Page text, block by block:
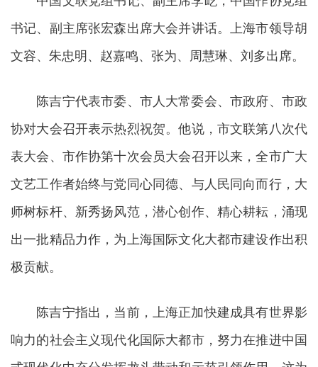
书记、副主席张宏森出席大会并讲话。上海市领导胡
文容、朱忠明、赵嘉鸣、张为、周慧琳、刘多出席。
陈吉宁代表市委、市人大常委会、市政府、市政
协对大会召开表示热烈祝贺。他说，市文联第八次代
表大会、市作协第十次会员大会召开以来，全市广大
文艺工作者始终与党同心同德、与人民同向而行，大
师树标杆、新秀扬风范，潜心创作、精心耕耘，涌现
出一批精品力作，为上海国际文化大都市建设作出积
极贡献。
陈吉宁指出，当前，上海正加快建成具有世界影
响力的社会主义现代化国际大都市，努力在推进中国